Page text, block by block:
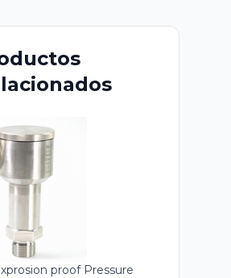
proof Pressure